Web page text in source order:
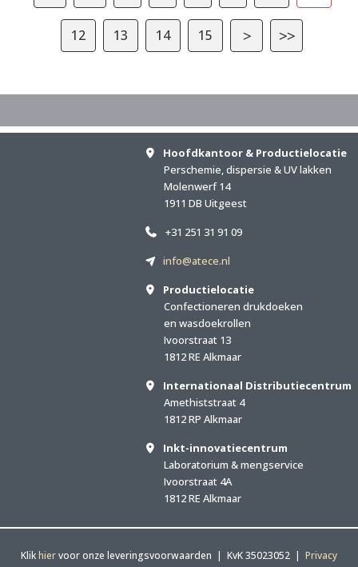
12 13 14 15
Hoofdkantoor & Productielocatie
Perschemie, dispersie & UV lakken
Molenwerf 14
1911 DB Uitgeest
+31 251 31 91 09
info@atece.nl
Productielocatie
Confectioneren drukdoeken
en wasdoekrollen
Ivoorstraat 13
1812 RE Alkmaar
Internationaal Distributiecentrum
Amethiststraat 4
1812 RP Alkmaar
Inkt-innovatiecentrum
Laboratorium & mengservice
Ivoorstraat 4A
1812 RE Alkmaar
Klikhiervoor onze leveringsvoorwaarden | KvK 35023052 | Privacy